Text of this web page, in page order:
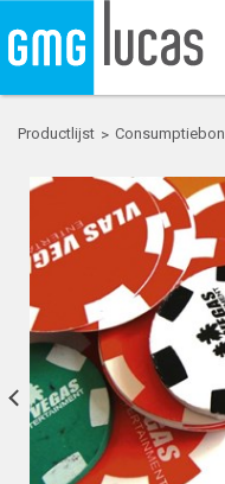
Productlijst Consumptiebon